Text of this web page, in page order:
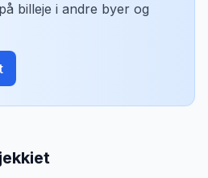
billeje i andre byer og